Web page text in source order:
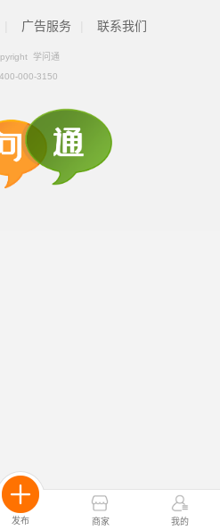
发布 商家 我的
广告服务 联系我们
学问通
400-000-3150